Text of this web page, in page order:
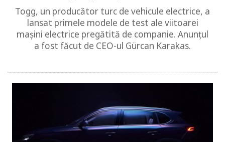
Togg, un producător turc de vehicule electrice, a
lansat primele modele de test ale viitoarei
mașini electrice pregătită de companie. Anunțul
a fost făcut de CEO-ul Gürcan Karakas.